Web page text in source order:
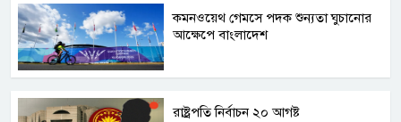
কমনওয়েথ গেমসে পদক শুন্যতা ঘুচানোর
আক্ষেপে বাংলাদেশ
রাষ্ট্রপতি নির্বাচন ২০ আগষ্ট